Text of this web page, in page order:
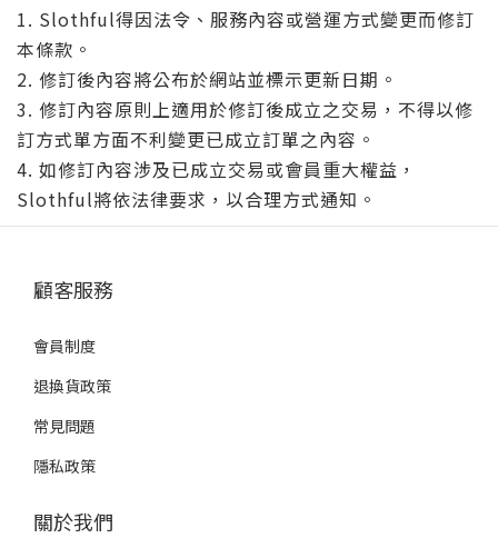
1. Slothful得因法令、服務內容或營運方式變更而修訂
本條款。
2. 修訂後內容將公布於網站並標示更新日期。
3. 修訂內容原則上適用於修訂後成立之交易，不得以修
訂方式單方面不利變更已成立訂單之內容。
4. 如修訂內容涉及已成立交易或會員重大權益，
Slothful將依法律要求，以合理方式通知。
顧客服務
會員制度
退換貨政策
常見問題
隱私政策
關於我們